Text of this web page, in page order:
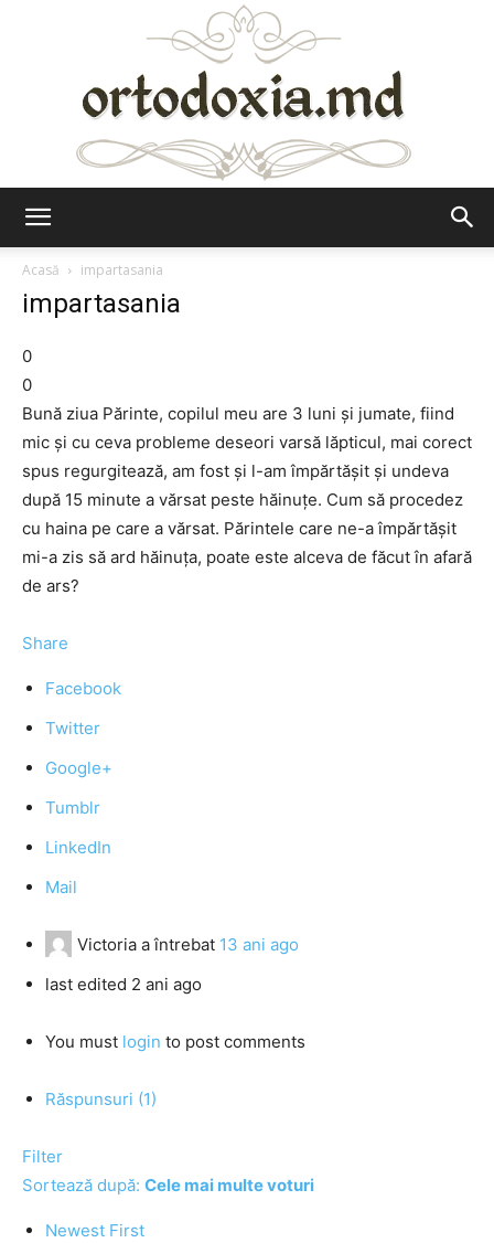
Acasă
impartasania
impartasania
0
0
Bună ziua Părinte, copilul meu are 3 luni şi jumate, fiind
mic şi cu ceva probleme deseori varsă lăpticul, mai corect
spus regurgitează, am fost şi l-am împărtăşit şi undeva
după 15 minute a vărsat peste hăinuţe. Cum să procedez
cu haina pe care a vărsat. Părintele care ne-a împărtăşit
mi-a zis să ard hăinuţa, poate este alceva de făcut în afară
de ars?
Share
Facebook
Twitter
Google+
Tumblr
LinkedIn
Mail
Victoria a întrebat 13 ani ago
last edited 2 ani ago
You must login to post comments
Răspunsuri (1)
Filter
Sortează după: Cele mai multe voturi
Newest First